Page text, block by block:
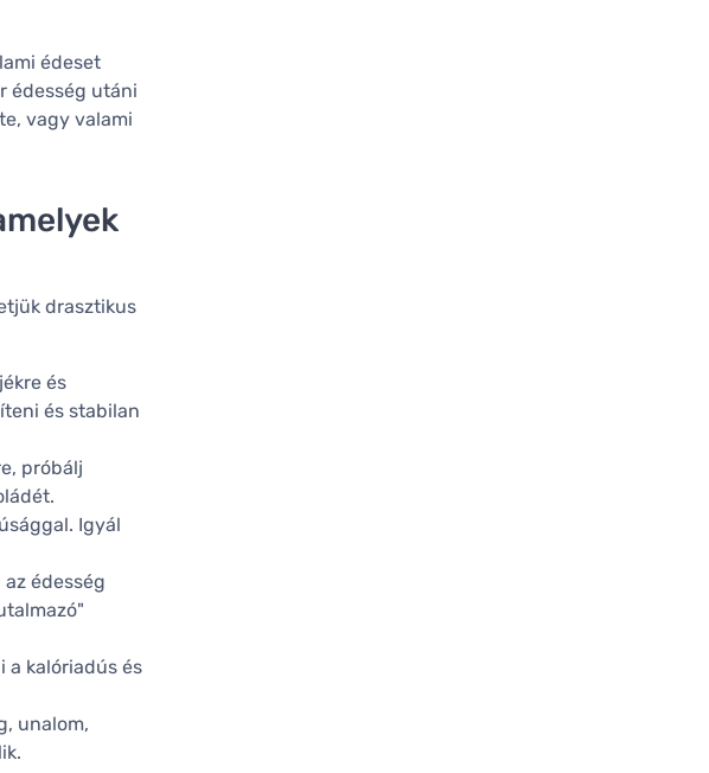
édeset
édesség utáni
vagy valami
drasztikus
és
és stabilan
próbálj
Igyál
édesség
a kalóriadús és
unalom,